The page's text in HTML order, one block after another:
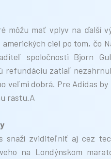
môžu mať vplyv na ďalší
ciel po tom, čo
spoločnosti Bjorn
refundáciu zatiaľ
veľmi dobrá. Pre Adidas
rastu.A
snaží zviditeľniť aj cez
na Londýnskom